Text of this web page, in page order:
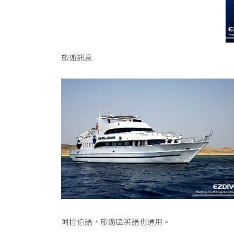
旅遊訊息
阿拉伯語，旅遊區英語也通用。